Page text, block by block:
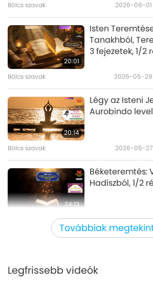
Továbbiak
Bölcs szavak 2026-06-01
20:01
Isten
Tanakhból,
3 fejezetek, 1/2
Bölcs szavak 2026-05-29
20:14
Légy az Isteni
Aurobindo
Bölcs szavak 2026-05-27
24:13
Béketeremtés:
Hadíszból, 1/2
2026-05-25
19:03
Rinpoche
buddhista
Legfrissebb videók